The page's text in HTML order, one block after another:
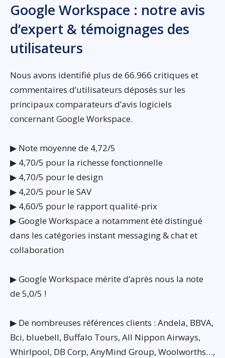
Google Workspace : notre avis
d’expert & témoignages des
utilisateurs
Nous avons identifié plus de 66.966 critiques et
commentaires d’utilisateurs déposés sur les
principaux comparateurs d’avis logiciels
concernant Google Workspace.
▶ Note moyenne de 4,72/5
▶ 4,70/5 pour la richesse fonctionnelle
▶ 4,70/5 pour le design
▶ 4,20/5 pour le SAV
▶ 4,60/5 pour le rapport qualité-prix
▶ Google Workspace a notamment été distingué
dans les catégories instant messaging & chat et
collaboration
▶ Google Workspace mérite d’après nous la note
de 5,0/5 !
▶ De nombreuses références clients : Andela, BBVA,
Bci, bluebell, Buffalo Tours, All Nippon Airways,
Whirlpool, DB Corp, AnyMind Group, Woolworths…,